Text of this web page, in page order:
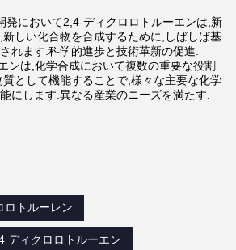
発において2,4-ディクロロトルーエンは,新
新しい化合物を合成するために,しばしば基
れます.科学的進歩と技術革新の促進.
ンは,化学合成において複数の重要な役割
として機能することで,様々な主要な化学
にします.異なる産業のニーズを満たす.
ロトルーレン
ディクロロトルーエン